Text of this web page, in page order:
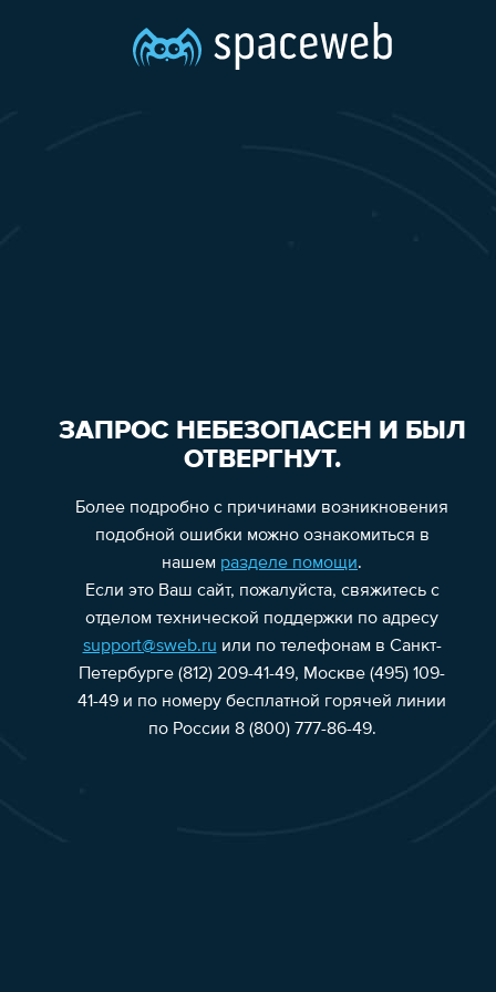
ЗАПРОС НЕБЕЗОПАСЕН И БЫЛ
ОТВЕРГНУТ.
Более подробно с причинами возникновения
подобной ошибки можно ознакомиться в
нашем разделе помощи.
Если это Ваш сайт, пожалуйста, свяжитесь с
отделом технической поддержки по адресу
support@sweb.ru или по телефонам в Санкт-
Петербурге (812) 209-41-49, Москве (495) 109-
41-49 и по номеру бесплатной горячей линии
по России 8 (800) 777-86-49.